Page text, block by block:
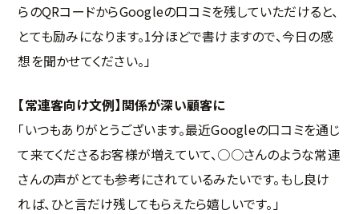
らのQRコードからGoogleの口コミを残していただけると、
とても励みになります。1分ほどで書けますので、今日の感
想を聞かせてください。」
【常連客向け文例】関係が深い顧客に
「いつもありがとうございます。最近Googleの口コミを通じ
て来てくださるお客様が増えていて、○○さんのような常連
さんの声がとても参考にされているみたいです。もし良け
れば、ひと言だけ残してもらえたら嬉しいです。」